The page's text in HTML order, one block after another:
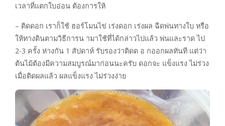
เวลาที่แตกใบอ่อน ต้องการให้
– ติดดอก เราก็ใช้ ฮอร์โมนไข่ เร่งดอก เร่งผล ฉีดพ่นทางใบ หรือ
ให้ทางดินตามวิธีการน ามาใช้ที่ได้กล่าวไปแล้ว พ่นและราด ไป
2-3 ครั้ง ห่างกัน 1 สัปดาห์ รับรองว่าติดด อ กออกผลทันที แต่ว่า
ต้นไม้ต้องมีความสมบูรณ์มาก่อนนะครับ ดอกจะ แข็งแรง ไม่ร่วง
เมื่อติดผลแล้ว ผลแข็งแรง ไม่ร่วงง่าย